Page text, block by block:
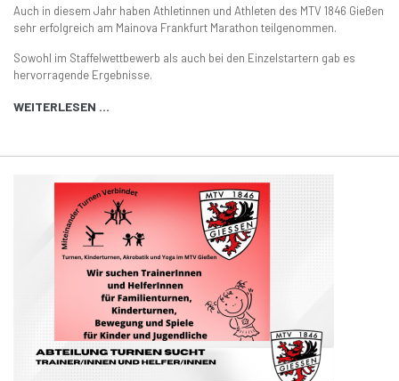
Auch in diesem Jahr haben Athletinnen und Athleten des MTV 1846 Gießen
sehr erfolgreich am Mainova Frankfurt Marathon teilgenommen.
Sowohl im Staffelwettbewerb als auch bei den Einzelstartern gab es
hervorragende Ergebnisse.
WEITERLESEN …